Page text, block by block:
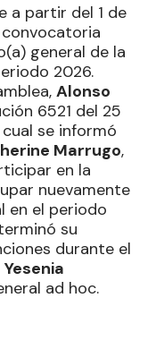
a partir del 1 de
general de la
2026.
Alonso
6521 del 25
se informó
Marrugo,
en la
nuevamente
en el periodo
su
durante el
Yesenia
ad hoc.